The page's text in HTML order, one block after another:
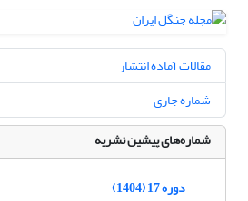
مقالات آماده انتشار
شماره جاری
شماره‌های پیشین نشریه
دوره 17 (1404)